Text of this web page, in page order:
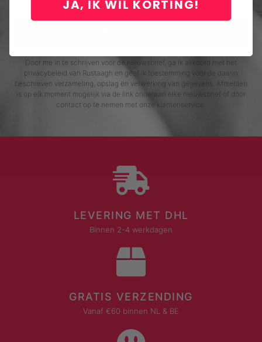
Door me in te schrijven voor de nieuwsbrief, ga ik akkoord met het
privacybeleid van Rustaagh en geef ik toestemming voor de daarin
beschreven verzameling, opslag en verwerking van gegevens. Afmelden
is op elk moment mogelijk via de link onderaan elke nieuwsbrief of door
contact op te nemen met onze klantenservice.
LEVERING MET DHL
Binnen 2-4 werkdagen
GRATIS VERZENDING
Vanaf €60 binnen NL & BE
JA, IK WIL KORTING!